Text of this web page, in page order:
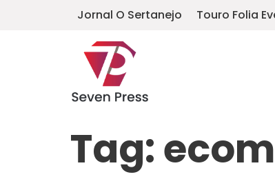
Jornal O Sertanejo Touro Folia
Tag: